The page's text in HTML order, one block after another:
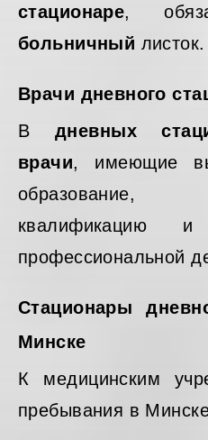
стационаре,
больничный листок.
Врачи дневного
В дневных
врачи, имеющие
образование,
квалификацию
профессиональной
Стационары
Минске
К медицинским
пребывания в